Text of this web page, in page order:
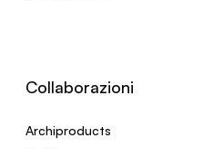
Collaborazioni
Archiproducts